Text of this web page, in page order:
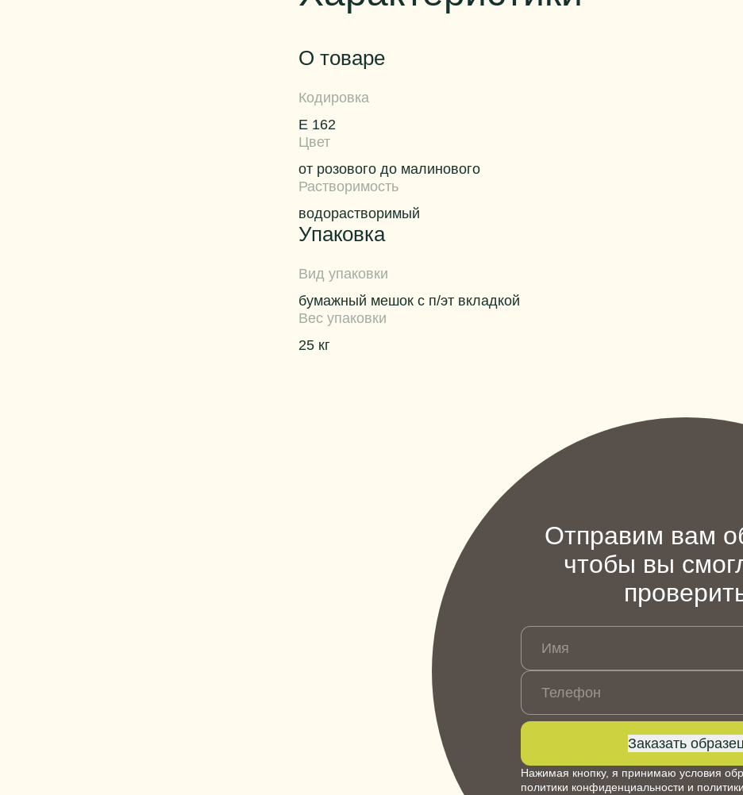
О товаре
Кодировка
Е 162
Цвет
от розового до малинового
Растворимость
водорастворимый
Упаковка
Вид упаковки
бумажный мешок с п/эт вкладкой
Вес упаковки
25 кг
Отправим вам
чтобы вы
Имя
Телефон
Заказать
Нажимая кнопку, я принимаю условия
политики конфиденциальности и